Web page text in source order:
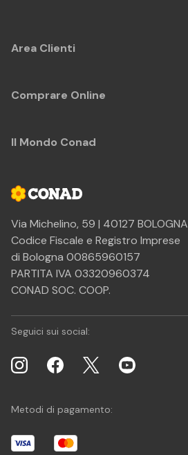
Via Michelino, 59 | 40127 BOLOGNA
Codice Fiscale e Registro Imprese
di Bologna 00865960157
PARTITA IVA 03320960374
CONAD SOC. COOP.
Area Clienti
Comprare Online
Il Mondo Conad
Seguici sui social:
Metodi di pagamento: